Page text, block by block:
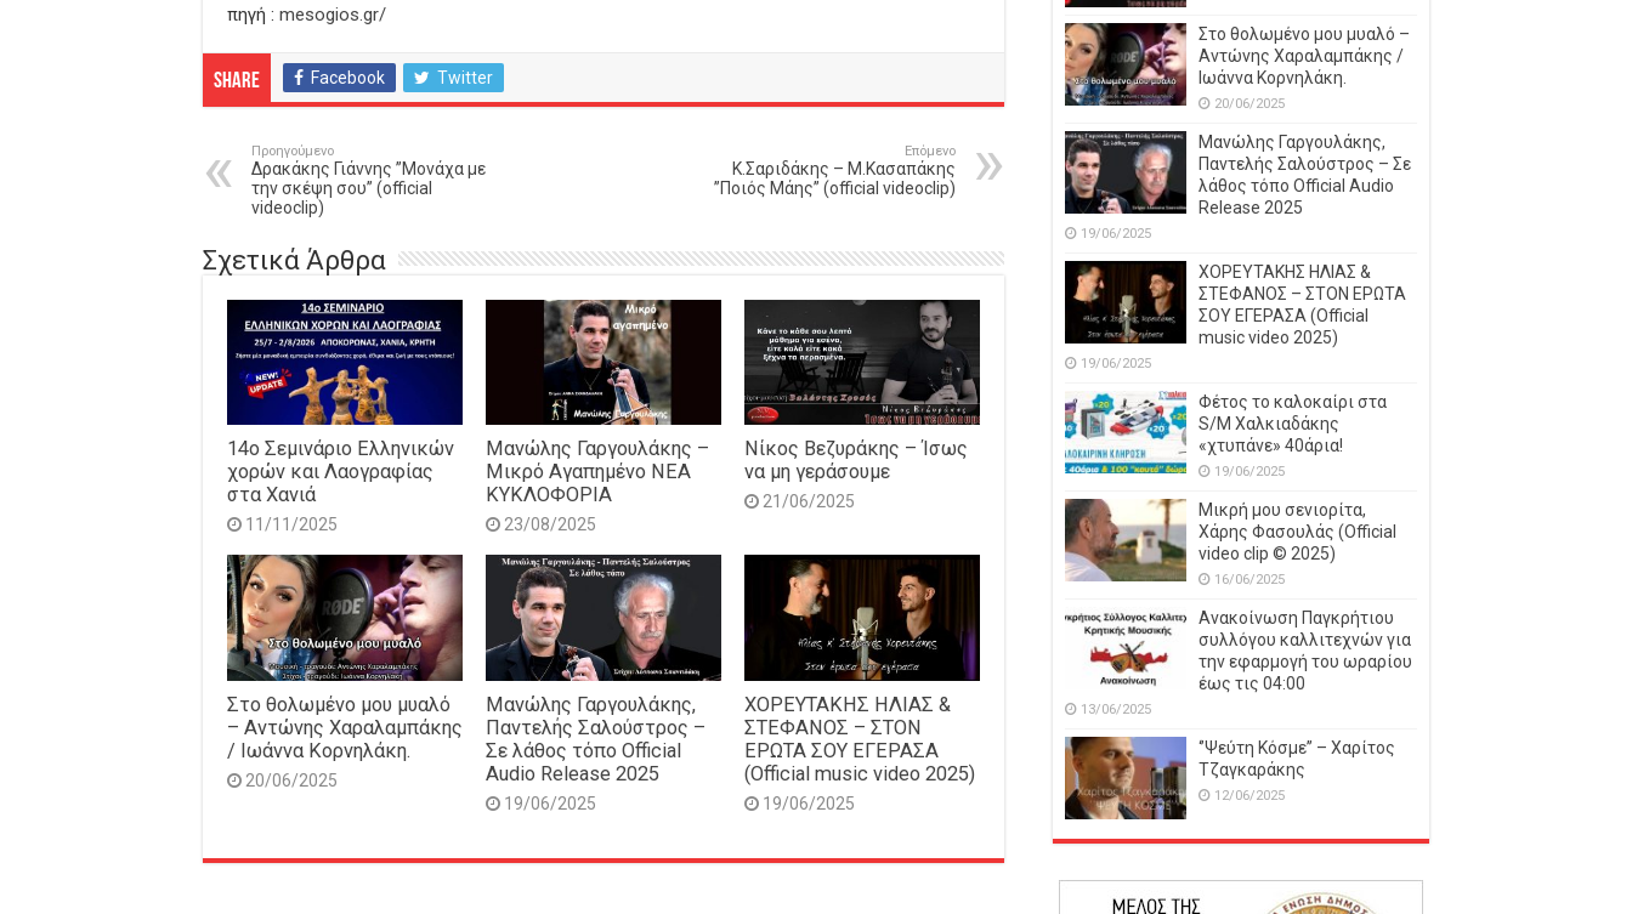
πηγή : mesogios.gr/
Share Facebook Twitter
Προηγούμενο
Δρακάκης Γιάννης ”Μονάχα με
την σκέψη σου” (official
videoclip)
Επόμενο
Κ.Σαριδάκης – Μ.Κασαπάκης
”Ποιός Μάης” (official videoclip)
Σχετικά Άρθρα
14o Σεμινάριο Ελληνικών
χορών και Λαογραφίας
στα Χανιά
11/11/2025
Μανώλης Γαργουλάκης –
Μικρό Αγαπημένο NEΑ
ΚΥΚΛΟΦΟΡΙΑ
23/08/2025
Νίκος Βεζυράκης – Ίσως
να μη γεράσουμε
21/06/2025
Στο θολωμένο μου μυαλό
– Αντώνης Χαραλαμπάκης
/ Ιωάννα Κορνηλάκη.
20/06/2025
Μανώλης Γαργουλάκης,
Παντελής Σαλούστρος –
Σε λάθος τόπο Official
Audio Release 2025
19/06/2025
ΧΟΡΕΥΤΑΚΗΣ ΗΛΙΑΣ &
ΣΤΕΦΑΝΟΣ – ΣΤΟΝ
ΕΡΩΤΑ ΣΟΥ ΕΓΕΡΑΣΑ
(Official music video 2025)
19/06/2025
Στο θολωμένο μου μυαλό –
Αντώνης Χαραλαμπάκης /
Ιωάννα Κορνηλάκη.
20/06/2025
Μανώλης Γαργουλάκης,
Παντελής Σαλούστρος – Σε
λάθος τόπο Official Audio
Release 2025
19/06/2025
ΧΟΡΕΥΤΑΚΗΣ ΗΛΙΑΣ &
ΣΤΕΦΑΝΟΣ – ΣΤΟΝ ΕΡΩΤΑ
ΣΟΥ ΕΓΕΡΑΣΑ (Official
music video 2025)
19/06/2025
Φέτος το καλοκαίρι στα
S/M Χαλκιαδάκης
«χτυπάνε» 40άρια!
19/06/2025
Μικρή μου σενιορίτα,
Χάρης Φασουλάς (Official
video clip © 2025)
16/06/2025
Ανακοίνωση Παγκρήτιου
συλλόγου καλλιτεχνών για
την εφαρμογή του ωραρίου
έως τις 04:00
13/06/2025
‘’Ψεύτη Κόσμε’’ – Χαρίτος
Τζαγκαράκης
12/06/2025